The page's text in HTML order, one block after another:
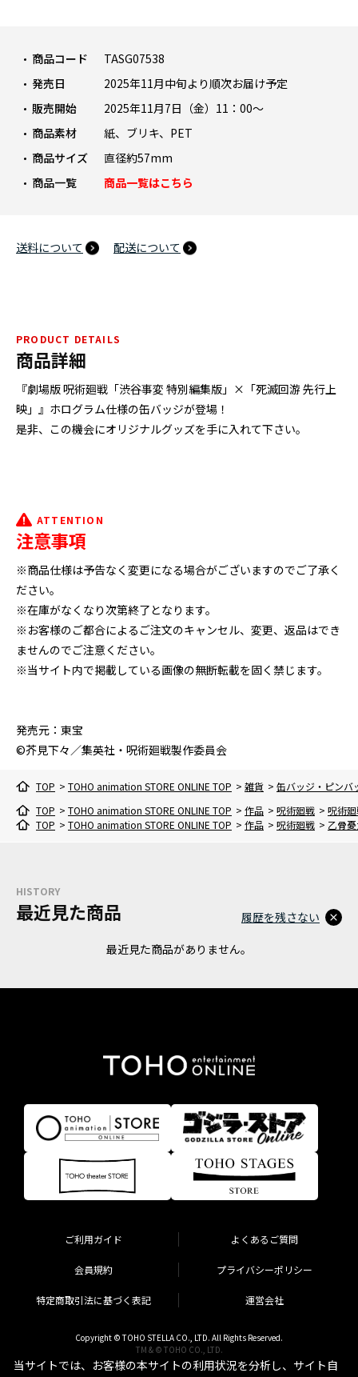
商品コード
TASG07538
発売日
2025年11月中旬より順次お届け予定
販売開始
2025年11月7日（金）11：00～
商品素材
紙、ブリキ、PET
商品サイズ
直径約57mm
商品一覧
商品一覧はこちら
送料について 配送について
PRODUCT DETAILS
商品詳細
『劇場版 呪術廻戦「渋谷事変 特別編集版」×「死滅回游 先行上
映」』ホログラム仕様の缶バッジが登場！
是非、この機会にオリジナルグッズを手に入れて下さい。
ATTENTION
注意事項
※商品仕様は予告なく変更になる場合がございますのでご了承く
ださい。
※在庫がなくなり次第終了となります。
※お客様のご都合によるご注文のキャンセル、変更、返品はでき
ませんのでご注意ください。
※当サイト内で掲載している画像の無断転載を固く禁じます。
発売元：東宝
©芥見下々／集英社・呪術廻戦製作委員会
TOP > TOHO animation STORE ONLINE TOP > 雑貨 > 缶バッジ・ピンバ
TOP > TOHO animation STORE ONLINE TOP > 作品 > 呪術廻戦 > 呪術
TOP > TOHO animation STORE ONLINE TOP > 作品 > 呪術廻戦 > 乙骨
HISTORY
最近見た商品
最近見た商品がありません。
履歴を残さない
ご利用ガイド よくあるご質問
会員規約 プライバシーポリシー
特定商取引法に基づく表記 運営会社
Copyright © TOHO STELLA CO., LTD. All Rights Reserved.
TM & © TOHO CO., LTD.
当サイトでは、お客様の本サイトの利用状況を分析し、サイト自